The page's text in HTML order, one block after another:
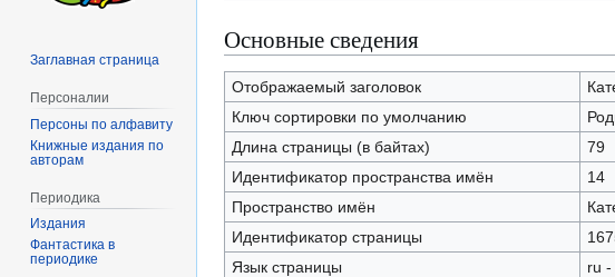
Перейти
к
навигации
Перейти
к
поиску
Основные сведения
Отображаемый заголовок
Ключ сортировки по умолчанию
Длина страницы (в байтах)
79
Идентификатор пространства имён
14
Пространство имён
Идентификатор страницы
Язык страницы
ru -
Заглавная страница
Персоналии
Персоны по алфавиту
Книжные издания по
авторам
Периодика
Издания
Фантастика в
периодике